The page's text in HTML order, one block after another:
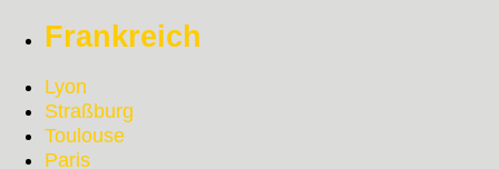
Frankreich
Lyon
Straßburg
Toulouse
Paris